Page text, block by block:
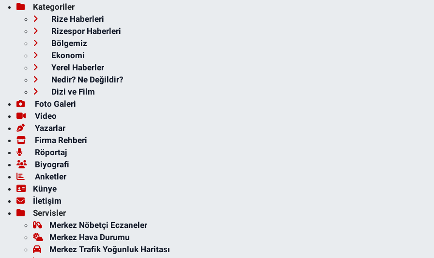
Kategoriler
Rize Haberleri
Rizespor Haberleri
Bölgemiz
Ekonomi
Yerel Haberler
Nedir? Ne Değildir?
Dizi ve Film
Foto Galeri
Video
Yazarlar
Firma Rehberi
Röportaj
Biyografi
Anketler
Künye
İletişim
Servisler
Merkez Nöbetçi Eczaneler
Merkez Hava Durumu
Merkez Trafik Yoğunluk Haritası